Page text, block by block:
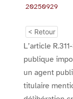
20250929
< Retour
L’article
publique
un agent
titulaire